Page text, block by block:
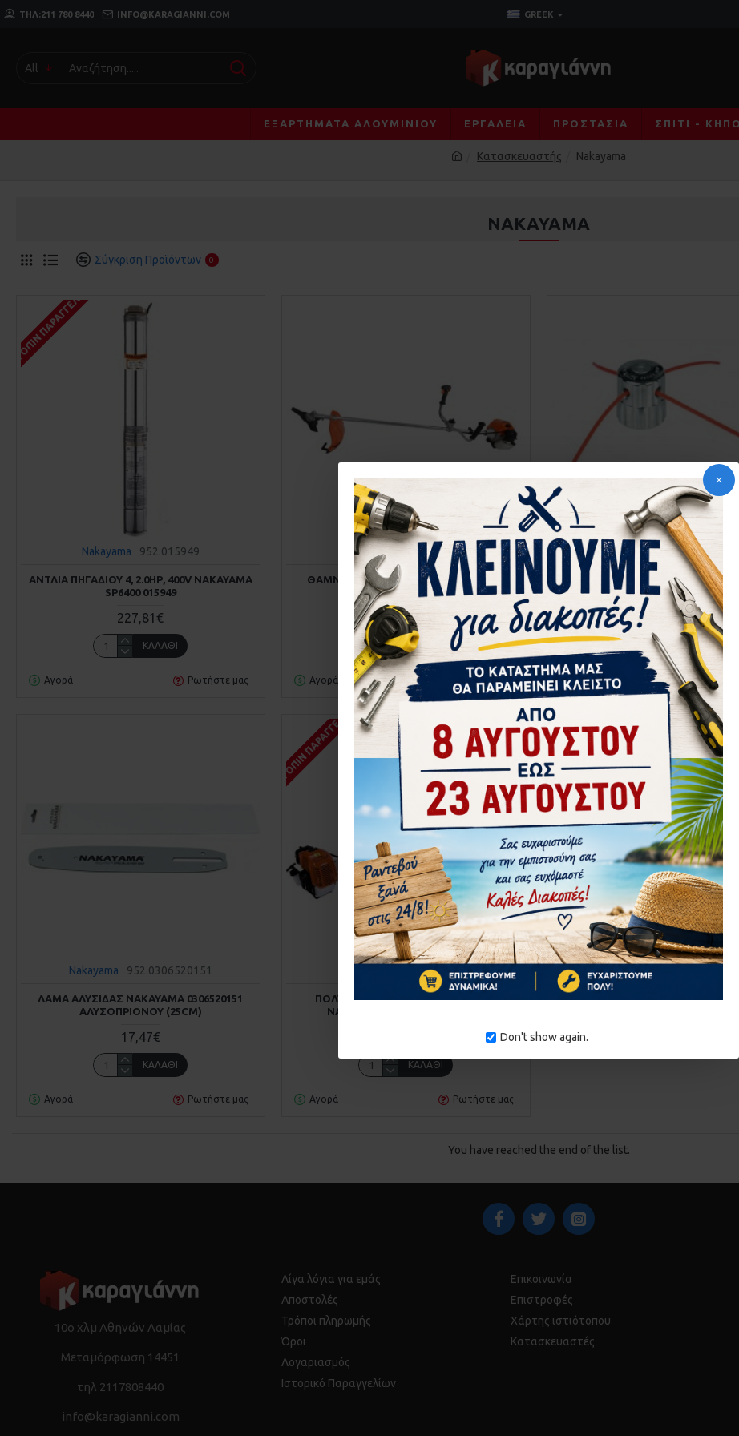
Don't show again.
ΤΗΛ:211 780 8440 INFO@KARAGIANNI.COM GREEK
All
ΕΞΑΡΤΉΜΑΤΑ ΑΛΟΥΜΙΝΊΟΥ ΕΡΓΑΛΕΊΑ ΠΡΟΣΤΑΣΊΑ ΣΠΊΤΙ -
Κατασκευαστής Nakayama
NAKAYAMA
Σύγκριση Προϊόντων 0
ΚΑΤΌΠΙΝ ΠΑΡΑΓΓΕΛΊΑΣ
Nakayama 952.015949
ΑΝΤΛΙΑ ΠΗΓΑΔΙΟΥ 4, 2.0ΗΡ, 400V NAKAYAMA
SP6400 015949
227,81€
ΚΑΛΆΘΙ
Αγορά Ρωτήστε μας
Nakayama 952.024255
ΘΑΜΝΟΚΟΠΤΙΚΟ ΒΕΝΖΙΝΗΣ 62CC 3ΗΡ
NAKAYAMA PB6210 024255
165,00€
ΚΑΛΆΘΙ
Αγορά Ρωτήστε μας
Nakayama 952.011774
ΚΕΦΑΛΗ ΜΕΣΙΝΕΖΑΣ
UNIVERSAL NAKAYAMA PB300
8,41€
ΚΑΛΆΘΙ
Αγορά
Nakayama 952.0306520151
ΛΑΜΑ ΑΛΥΣΙΔΑΣ NAKAYAMA 0306520151
ΑΛΥΣΟΠΡΊΟΝΟΥ (25CM)
17,47€
ΚΑΛΆΘΙ
Αγορά Ρωτήστε μας
ΚΑΤΌΠΙΝ ΠΑΡΑΓΓΕΛΊΑΣ
952.054115
ΠΟΛΥΜΗΧΑΝΗΜΑ ΒΕΝΖΙΝΗΣ 4 ΣΕ 1
NAKAYAMA PRO PS5170 054115
ΚΑΛΆΘΙ
Αγορά Ρωτήστε μας
You have reached the end of the list.
10ο χλμ Αθηνών Λαμίας
Μεταμόρφωση 14451
τηλ 2117808440
info@karagianni.com
Λίγα λόγια για εμάς
Αποστολές
Τρόποι πληρωμής
Όροι
Λογαριασμός
Ιστορικό Παραγγελίων
Επικοινωνία
Επιστροφές
Χάρτης ιστιότοπου
Κατασκευαστές